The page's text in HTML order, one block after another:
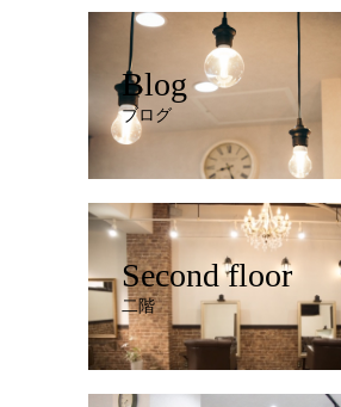
Blog
ブログ
Second floor
二階